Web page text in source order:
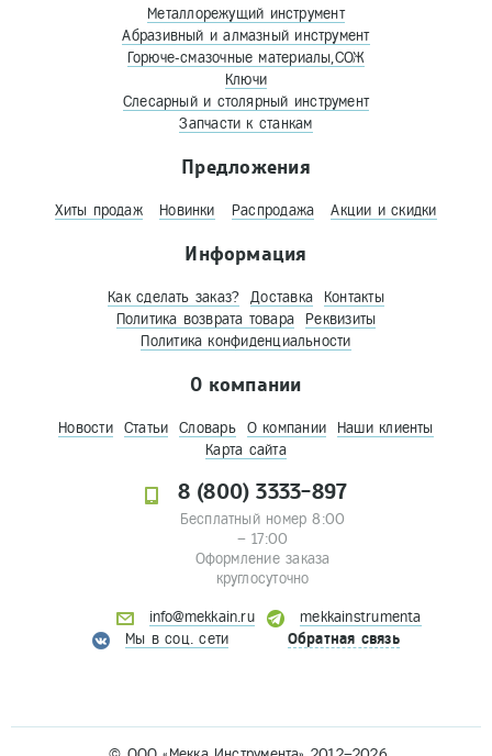
Металлорежущий инструмент
Абразивный и алмазный инструмент
Горюче-смазочные материалы,СОЖ
Ключи
Слесарный и столярный инструмент
Запчасти к станкам
Предложения
Хиты продаж Новинки Распродажа Акции и скидки
Информация
Как сделать заказ? Доставка
Контакты
Политика возврата товара
Реквизиты
Политика конфиденциальности
О компании
Новости Статьи Словарь О компании
Наши клиенты
Карта сайта
8 (800) 3333-897
Бесплатный номер 8:00
– 17:00
Оформление заказа
круглосуточно
info@mekkain.ru
mekkainstrumenta
Мы в соц. сети
Обратная связь